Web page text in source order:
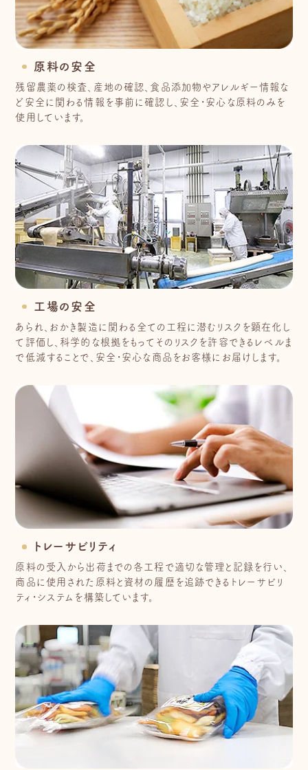
原料の安全
残留農薬の検査、産地の確認、食品添加物やアレルギー情報な
ど安全に関わる情報を事前に確認し、安全・安心な原料のみを
使用しています。
工場の安全
あられ、おかき製造に関わる全ての工程に潜むリスクを顕在化し
て評価し、科学的な根拠をもってそのリスクを許容できるレベルま
で低減することで、安全・安心な商品をお客様にお届けします。
トレーサビリティ
原料の受入から出荷までの各工程で適切な管理と記録を行い、
商品に使用された原料と資材の履歴を追跡できるトレーサビリ
ティ・システムを構築しています。